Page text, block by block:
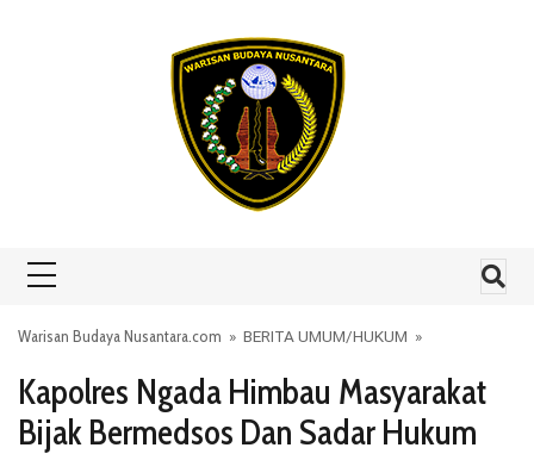
Warisan Budaya Nusantara.com » BERITA UMUM/HUKUM »
Kapolres Ngada Himbau Masyarakat
Bijak Bermedsos Dan Sadar Hukum